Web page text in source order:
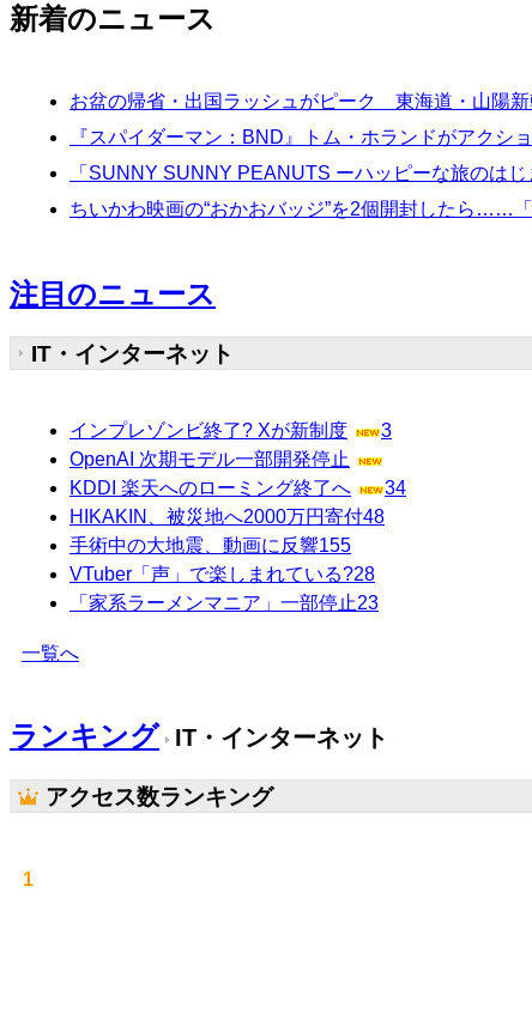
新着のニュース
お盆の帰省・出国ラッシュがピーク 東海道・山
『スパイダーマン：BND』トム・ホランドがアクシ
「SUNNY SUNNY PEANUTS ーハッピーな旅のは
ちいかわ映画の“おかおバッジ”を2個開封したら
注目のニュース
IT・インターネット
インプレゾンビ終了? Xが新制度
3
OpenAI 次期モデル一部開発停止
KDDI 楽天へのローミング終了へ
34
HIKAKIN、被災地へ2000万円寄付48
手術中の大地震、動画に反響155
VTuber「声」で楽しまれている?28
「家系ラーメンマニア」一部停止23
一覧へ
ランキング IT・インターネット
アクセス数ランキング
1